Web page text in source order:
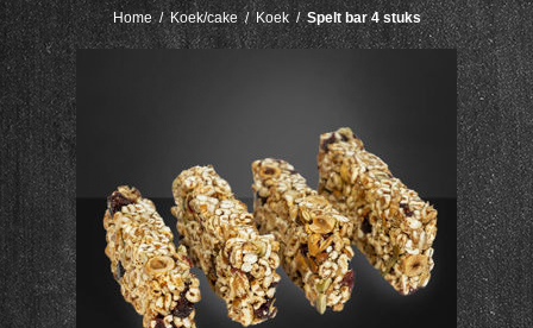
Home / Koek/cake / Koek / Spelt bar 4 stuks